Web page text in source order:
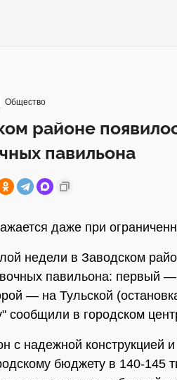
Общество
районе
павильона
даже при
недели в Заводском
павильона: первый
— на Тульской
сообщили в городском
с надежной конструкцией
бюджету в 140-145